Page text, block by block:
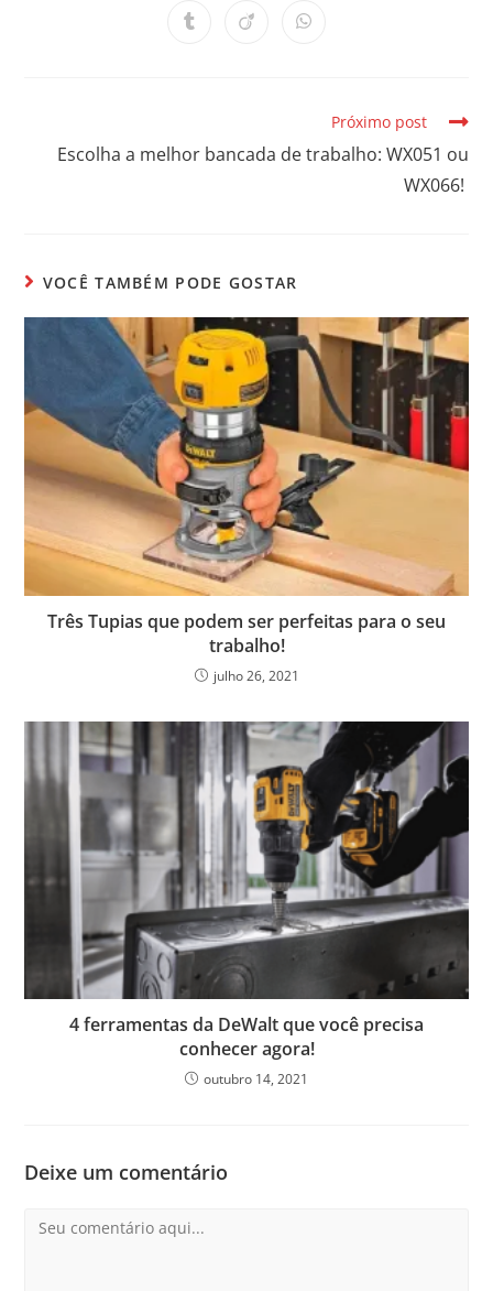
Próximo post
Escolha a melhor bancada de trabalho: WX051 ou
WX066!
VOCÊ TAMBÉM PODE GOSTAR
Três Tupias que podem ser perfeitas para o seu
trabalho!
julho 26, 2021
4 ferramentas da DeWalt que você precisa
conhecer agora!
outubro 14, 2021
Deixe um comentário